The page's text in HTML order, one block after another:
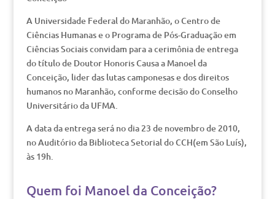
A Universidade Federal do Maranhão, o Centro de
Ciências Humanas e o Programa de Pós-Graduação em
Ciências Sociais convidam para a cerimônia de entrega
do título de Doutor Honoris Causa a Manoel da
Conceição, lider das lutas camponesas e dos direitos
humanos no Maranhão, conforme decisão do Conselho
Universitário da UFMA.
A data da entrega será no dia 23 de novembro de 2010,
no Auditório da Biblioteca Setorial do CCH(em São Luís),
às 19h.
Quem foi Manoel da Conceição?